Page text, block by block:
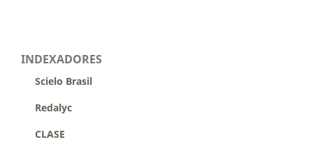
INDEXADORES
Scielo Brasil
Redalyc
CLASE